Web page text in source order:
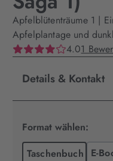
Apfelblütenträume 1 |
Apfelplantage und
4.01
Details & Kontakt
Format wählen:
Taschenbuch
E-